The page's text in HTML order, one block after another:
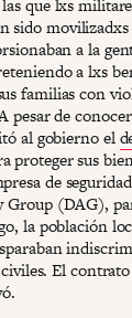
que lxs
sido
a la
a lxs
familias con
pesar de
al gobierno el
proteger sus
de
Group (DAG),
la población
El contrato